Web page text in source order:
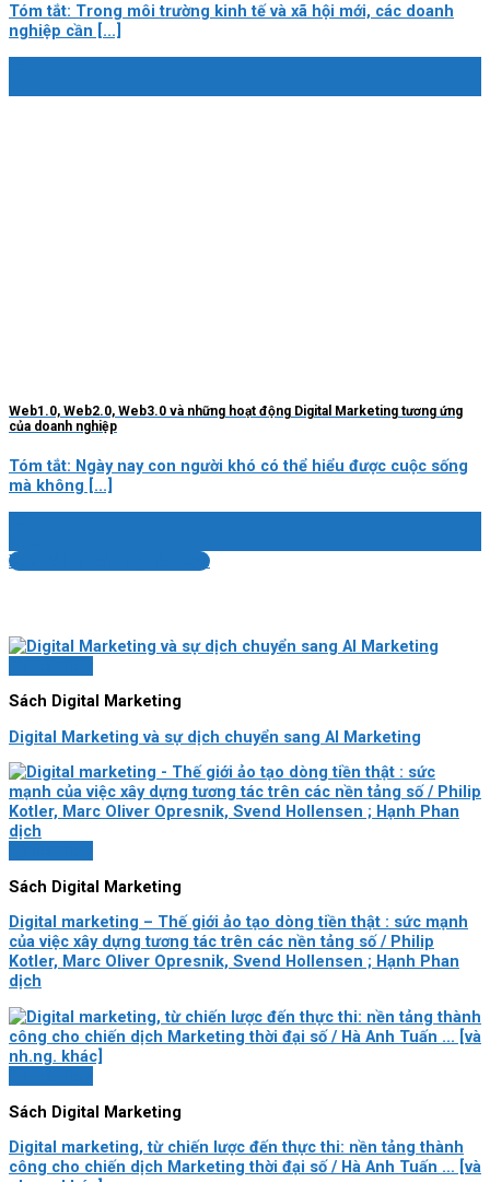
Tóm tắt: Trong môi trường kinh tế và xã hội mới, các doanh
nghiệp cần [...]
Web1.0, Web2.0, Web3.0 và những hoạt động Digital Marketing tương ứng
của doanh nghiệp
Tóm tắt: Ngày nay con người khó có thể hiểu được cuộc sống
mà không [...]
Xem tất cả các nghiên cứu
Sách Digital Marketing
Digital Marketing và sự dịch chuyển sang AI Marketing
Sách Digital Marketing
Digital marketing – Thế giới ảo tạo dòng tiền thật : sức mạnh
của việc xây dựng tương tác trên các nền tảng số / Philip
Kotler, Marc Oliver Opresnik, Svend Hollensen ; Hạnh Phan
dịch
Sách Digital Marketing
Digital marketing, từ chiến lược đến thực thi: nền tảng thành
công cho chiến dịch Marketing thời đại số / Hà Anh Tuấn … [và